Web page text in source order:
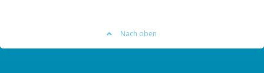
Nach oben